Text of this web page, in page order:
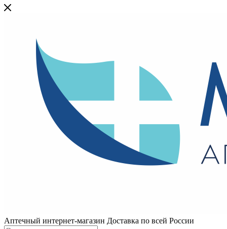
Аптечный интернет-магазин Доставка по всей России